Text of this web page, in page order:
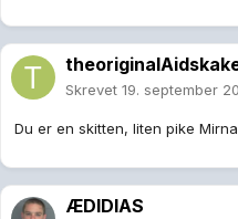
Skrevet 19. september
Du er en skitten, liten pike
ÆDIDIAS